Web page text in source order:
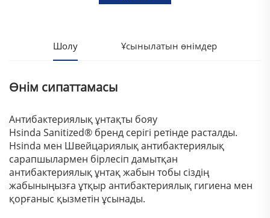
Шолу Ұсынылатын өнімдер
Өнім сипаттамасы
Антибактериялық ұнтақты бояу
Hsinda Sanitized® бренд серігі ретінде расталды.
Hsinda мен Швейцариялық антибактериялық
сарапшылармен бірлесіп дамытқан
антибактериялық ұнтақ жабын тобы сіздің
жабыныңызға ұтқыр антибактериялық гигиена мен
қорғаныс қызметін ұсынады.